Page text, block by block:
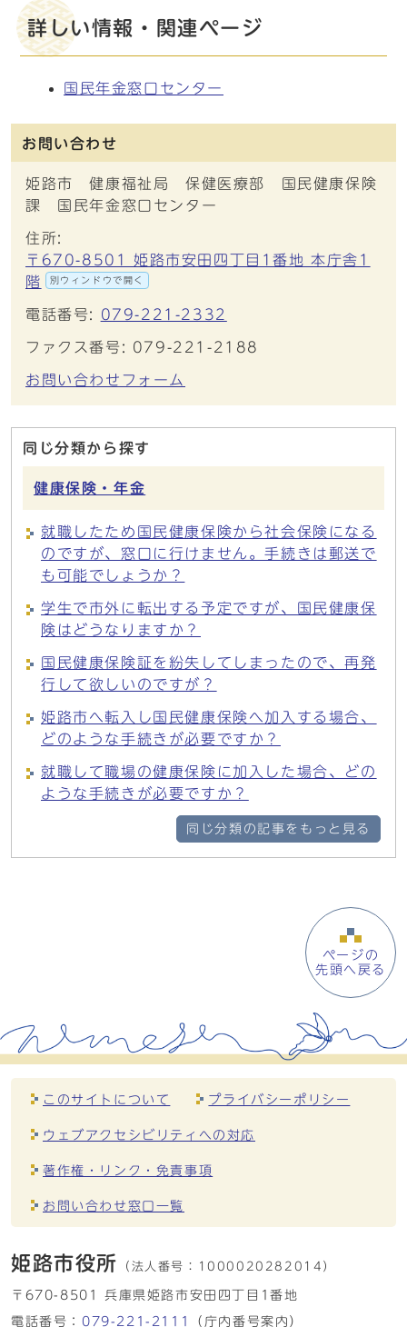
詳しい情報・関連ページ
国民年金窓口センター
お問い合わせ
姫路市 健康福祉局 保健医療部 国民健康保険
課 国民年金窓口センター
住所:
〒670-8501 姫路市安田四丁目1番地 本庁舎1
階
別ウィンドウで開く
電話番号: 079-221-2332
ファクス番号: 079-221-2188
お問い合わせフォーム
同じ分類から探す
健康保険・年金
就職したため国民健康保険から社会保険になる
のですが、窓口に行けません。手続きは郵送で
も可能でしょうか？
学生で市外に転出する予定ですが、国民健康保
険はどうなりますか？
国民健康保険証を紛失してしまったので、再発
行して欲しいのですが？
姫路市へ転入し国民健康保険へ加入する場合、
どのような手続きが必要ですか？
就職して職場の健康保険に加入した場合、どの
ような手続きが必要ですか？
同じ分類の記事をもっと見る
ページの
先頭へ戻る
このサイトについて プライバシーポリシー
ウェブアクセシビリティへの対応
著作権・リンク・免責事項
お問い合わせ窓口一覧
姫路市役所 （法人番号： 1000020282014）
〒670-8501 兵庫県姫路市安田四丁目1番地
電話番号： 079-221-2111 （庁内番号案内）